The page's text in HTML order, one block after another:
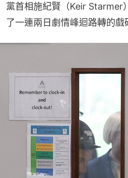
黨首相施紀賢（Keir Starmer
了一連兩日劇情峰迴路轉的戲